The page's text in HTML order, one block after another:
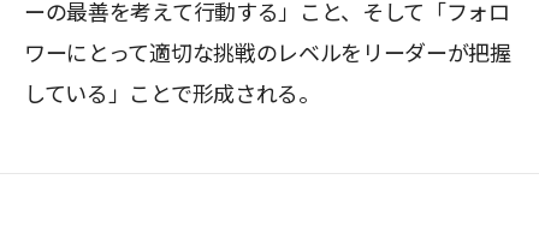
ーの最善を考えて行動する」こと、そして「フォロ
ワーにとって適切な挑戦のレベルをリーダーが把握
している」ことで形成される。